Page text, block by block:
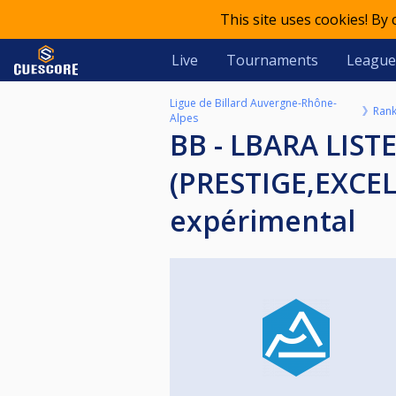
This site uses cookies!
Live Tournaments
Ligue de Billard Auvergne-Rhône-
Alpes
BB - LBARA LISTE JOUEURS (EUSES) LIGUE BLACKBALL
expérimental